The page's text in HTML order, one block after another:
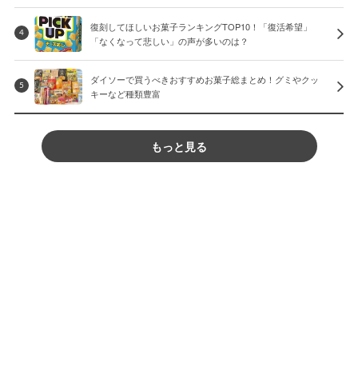
4
復刻してほしいお菓子ランキングTOP10！「復活希望」
「なくなって悲しい」の声が多いのは？
5
ダイソーで買うべきおすすめお菓子総まとめ！グミやクッ
キーなど種類豊富
もっと見る